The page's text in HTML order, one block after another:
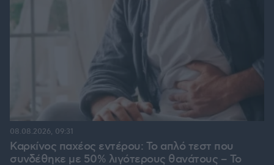
Καρκίνος παχέος εντέρου: Το απλό τεστ που
συνδέθηκε με 50% λιγότερους θανάτους – Το
08.08.2026, 09:31